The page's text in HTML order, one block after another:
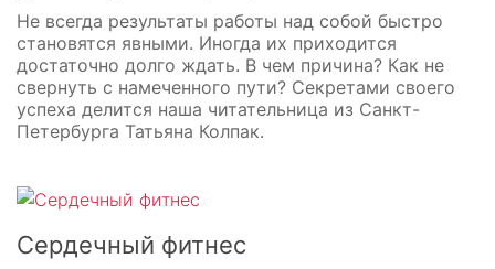
Не всегда результаты работы над собой быстро
становятся явными. Иногда их приходится
достаточно долго ждать. В чем причина? Как не
свернуть с намеченного пути? Секретами своего
успеха делится наша читательница из Санкт-
Петербурга Татьяна Колпак.
Сердечный фитнес